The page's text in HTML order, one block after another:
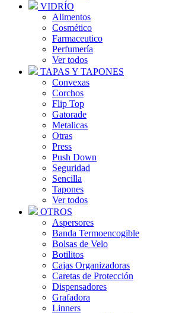
VIDRÍO
Alimentos
Cosmético
Farmaceutico
Perfumería
Ver todos
TAPAS Y TAPONES
Convexas
Corchos
Flip Top
Gatorade
Metalicas
Otras
Press
Push Down
Seguridad
Sencilla
Tapones
Ver todos
OTROS
Aspersores
Banda Termoencogible
Bolsas de Velo
Botilitos
Cajas Organizadoras
Caretas de Protección
Dispensadores
Grafadora
Linners